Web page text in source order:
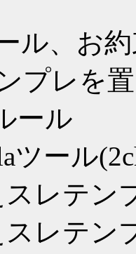
ル、お
プレを
ール
ツール
スレテン
レテン